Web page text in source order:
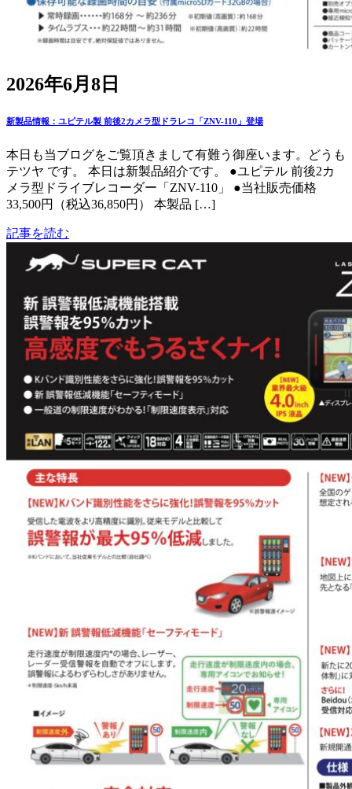
2026年6月8日
新製品情報：ユピテル製 前後2カメラ型ドラレコ「ZNV-110」登場
本日も当ブログをご覧頂きまして有難う御座います。どうも
テツヤ です。 本日は新製品紹介です。 ●ユピテル 前後2カ
メラ型ドライブレコーダー「ZNV-110」 ●当社販売価格
33,500円（税込36,850円） 本製品 […]
記事を読む